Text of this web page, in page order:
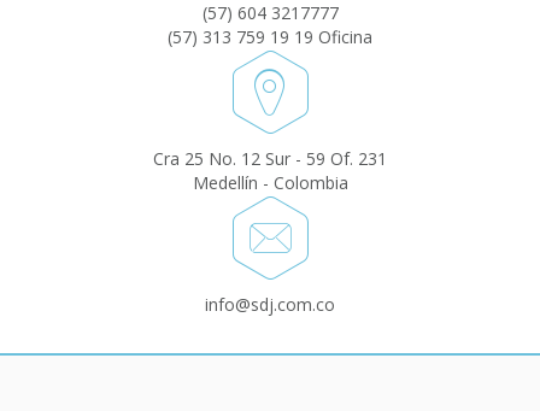
(57) 604 3217777
(57) 313 759 19 19 Oficina
Cra 25 No. 12 Sur - 59 Of. 231
Medellín - Colombia
info@sdj.com.co